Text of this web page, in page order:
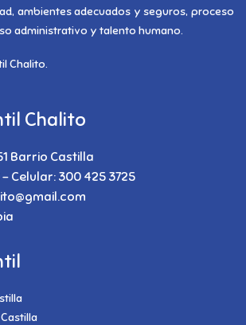
ambientes adecuados y seguros, proceso
administrativo y talento humano.
Chalito.
Chalito
Barrio Castilla
- Celular: 300 425 3725